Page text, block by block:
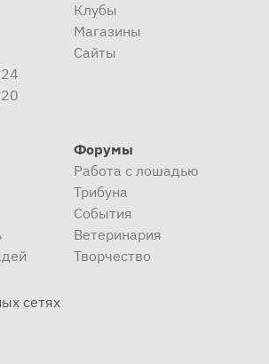
Клубы
Магазины
Сайты
Форумы
Работа с лошадью
Трибуна
События
Ветеринария
Творчество
сетях